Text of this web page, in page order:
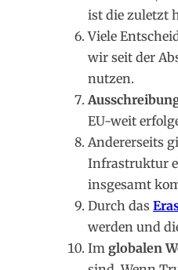
ist die zuletzt
Viele
wir seit der
nutzen.
EU-weit
Andererseits
Infrastruktur
insgesamt
Durch das
werden und
Im globalen